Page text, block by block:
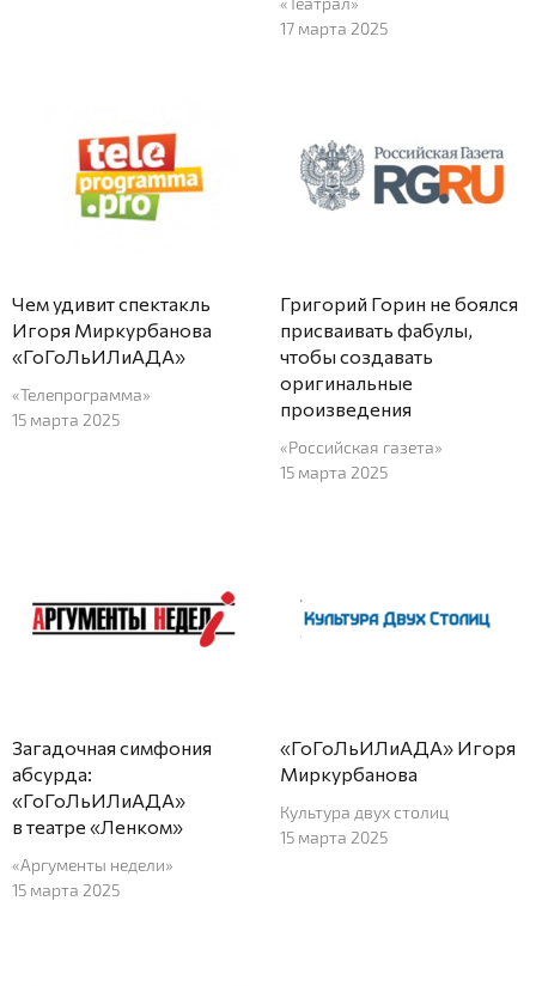
17 марта 2025
Чем удивит спектакль
Игоря Миркурбанова
«ГоГоЛьИЛиАДА»
«Телепрограмма»
15 марта 2025
Григорий Горин не боялся
присваивать фабулы,
чтобы создавать
оригинальные
произведения
«Российская газета»
15 марта 2025
Загадочная симфония
абсурда:
«ГоГоЛьИЛиАДА»
в театре «Ленком»
«Аргументы недели»
15 марта 2025
«ГоГоЛьИЛиАДА» Игоря
Миркурбанова
Культура двух столиц
15 марта 2025